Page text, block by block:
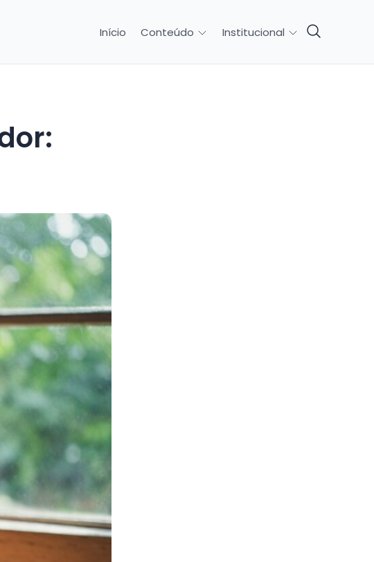
Início Conteúdo Institucional